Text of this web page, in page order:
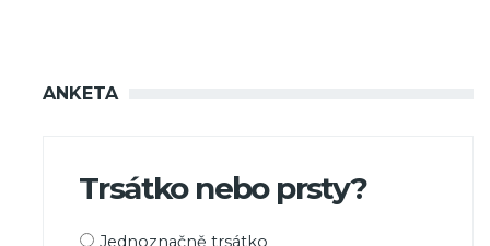
ANKETA
Trsátko nebo prsty?
Možnosti
Jednoznačně trsátko